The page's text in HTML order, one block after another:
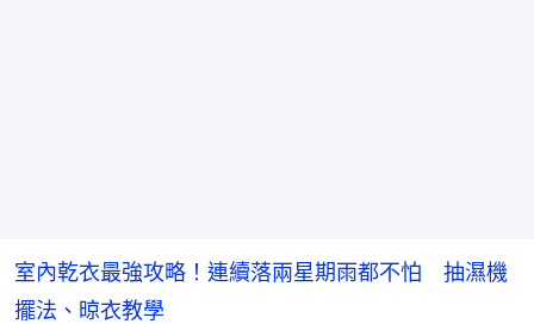
室內乾衣最強攻略！連續落兩星期雨都不怕 抽濕機
擺法、晾衣教學